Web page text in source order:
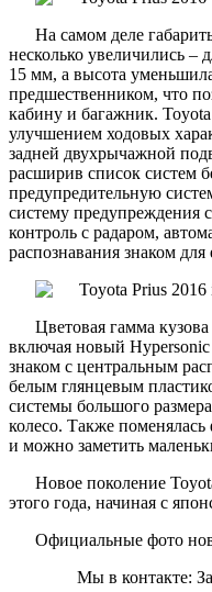
На самом деле
несколько увеличились
15 мм, а высота
предшественником, что
кабину и багажник.
улучшением ходовых
задней двухрычажной
расширив список систем
предупредительную
систему предупреждения
контроль с радаром,
распознавания знаком
Цветовая гамма
включая новый Hypersonic
знаком с центральным
белым глянцевым
системы большого
колесо. Также
и можно заметить
Новое поколение
этого года, начиная с
Официальные фото
Мы в контакте: